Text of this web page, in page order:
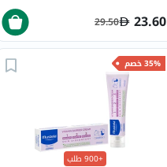
23.60
29.50
35% خصم
+900 طلب